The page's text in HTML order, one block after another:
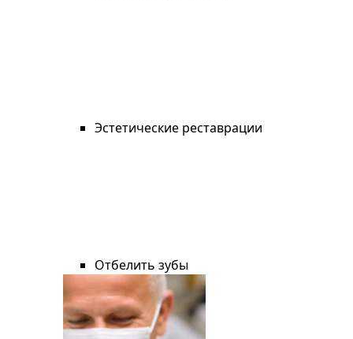
Эстетические реставрации
Отбелить зубы